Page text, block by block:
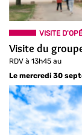
VISITE
Visite du
RDV à 13h45 au
Le mercredi 30